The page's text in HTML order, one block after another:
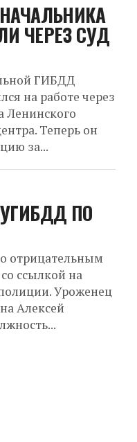
ЧЕРЕЗ СУД
ГИБДД
на работе через
Ленинского
Теперь он
за...
ПО
отрицательным
ссылкой на
Уроженец
Алексей